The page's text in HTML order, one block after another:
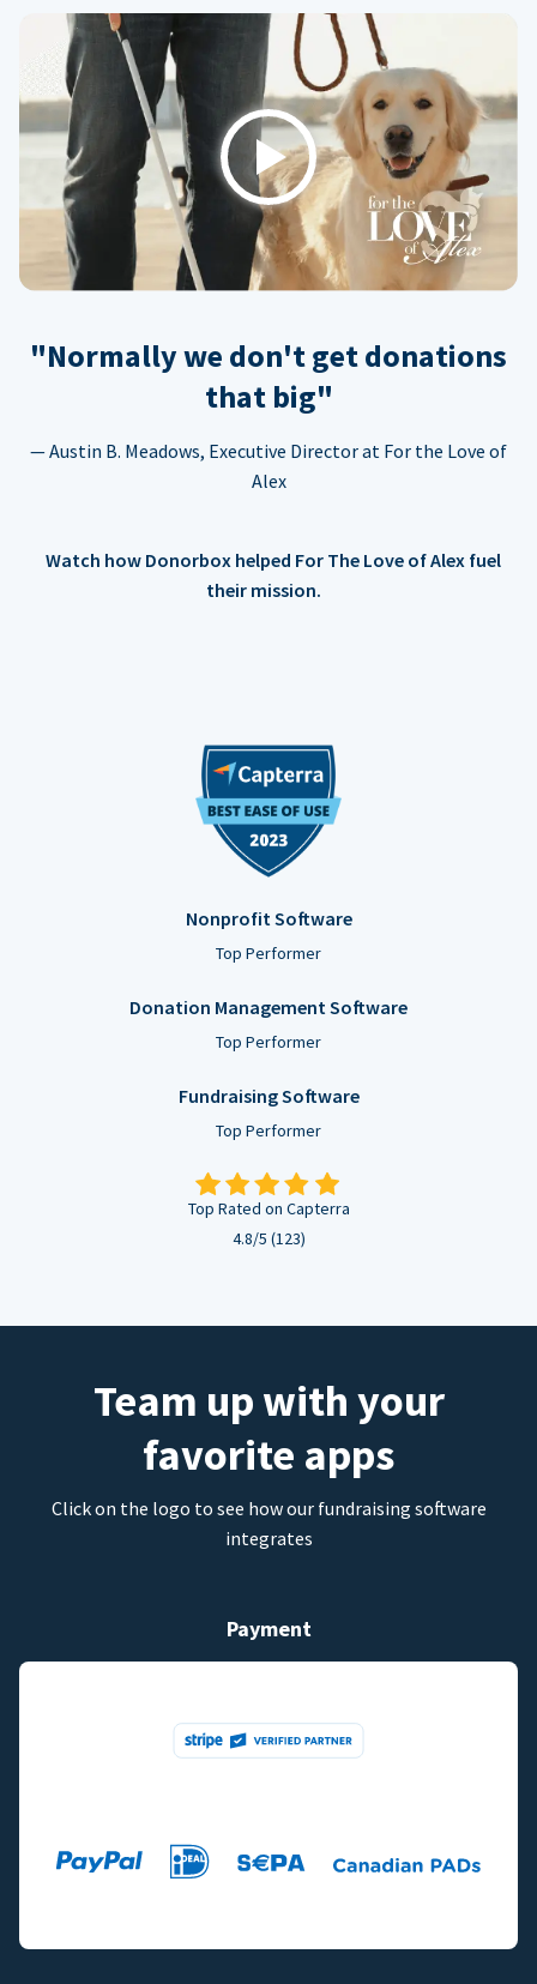
Play
"Normally we don't get donations
that big"
— Austin B. Meadows, Executive Director at For the Love of
Alex
Watch how Donorbox helped For The Love of Alex fuel
their mission.
Nonprofit Software
Top Performer
Donation Management Software
Top Performer
Fundraising Software
Top Performer
Top Rated on Capterra
4.8/5 (123)
Team up with your
favorite apps
Click on the logo to see how our fundraising software
integrates
Payment